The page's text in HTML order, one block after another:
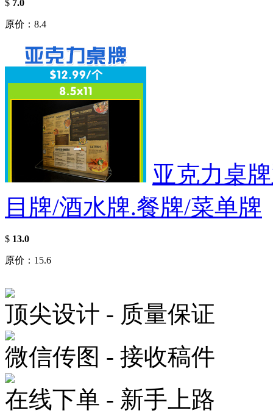
$ 7.0
原价：8.4
亚克力桌
目牌/酒水牌.餐牌/菜单牌
$ 13.0
原价：15.6
顶尖设计 - 质量保证
微信传图 - 接收稿件
在线下单 - 新手上路